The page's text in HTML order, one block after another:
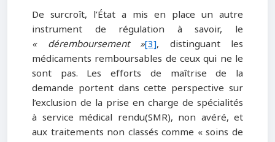
De surcroît, l’État a mis en place un autre
instrument de régulation à savoir, le
« déremboursement »[3], distinguant les
médicaments remboursables de ceux qui ne le
sont pas. Les efforts de maîtrise de la
demande portent dans cette perspective sur
l’exclusion de la prise en charge de spécialités
à service médical rendu(SMR), non avéré, et
aux traitements non classés comme « soins de